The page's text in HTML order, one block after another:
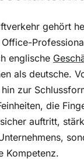
gehört
englische
als deutsche.
zur
die
auftritt,
Kompetenz.